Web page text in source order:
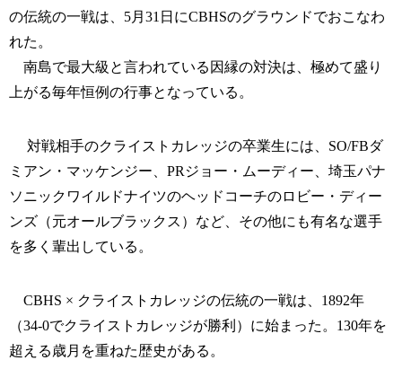
の伝統の一戦は、5月31日にCBHSのグラウンドでおこなわ
れた。
南島で最大級と言われている因縁の対決は、極めて盛り
上がる毎年恒例の行事となっている。
対戦相手のクライストカレッジの卒業生には、SO/FBダ
ミアン・マッケンジー、PRジョー・ムーディー、埼玉パナ
ソニックワイルドナイツのヘッドコーチのロビー・ディー
ンズ（元オールブラックス）など、その他にも有名な選手
を多く輩出している。
CBHS × クライストカレッジの伝統の一戦は、1892年
（34-0でクライストカレッジが勝利）に始まった。130年を
超える歳月を重ねた歴史がある。